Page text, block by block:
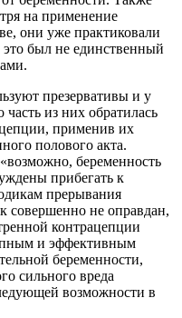
на применение
они уже практиковали
был не единственный
презервативы и у
из них обратилась
применив их
полового акта.
беременность
прибегать к
прерывания
совершенно не оправдан,
контрацепции
и эффективным
беременности,
сильного вреда
возможности в